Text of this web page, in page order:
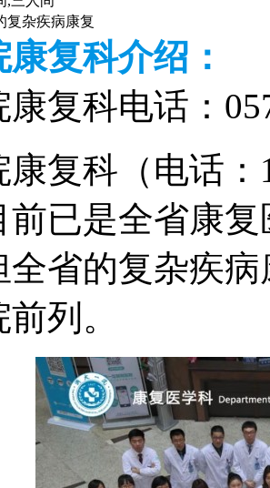
复杂疾病康复
复科介绍：
复科电话：
复科（电话：
前已是全省康
全省的复杂疾
列。